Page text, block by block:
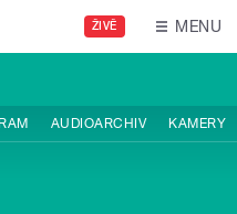
ŽIVĚ MENU
AUDIOARCHIV KAMERY